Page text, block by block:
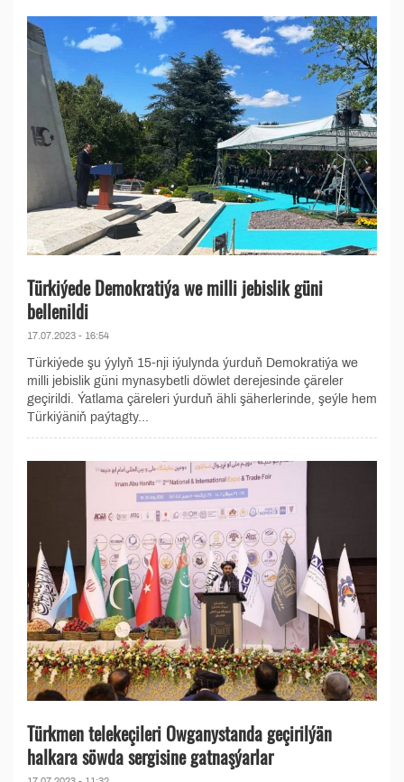
Türkiýede Demokratiýa we milli jebislik güni
bellenildi
17.07.2023 - 16:54
Türkiýede şu ýylyň 15-nji iýulynda ýurduň Demokratiýa we
milli jebislik güni mynasybetli döwlet derejesinde çäreler
geçirildi. Ýatlama çäreleri ýurduň ähli şäherlerinde, şeýle hem
Türkiýäniň paýtagty...
Türkmen telekeçileri Owganystanda geçirilýän
halkara söwda sergisine gatnaşýarlar